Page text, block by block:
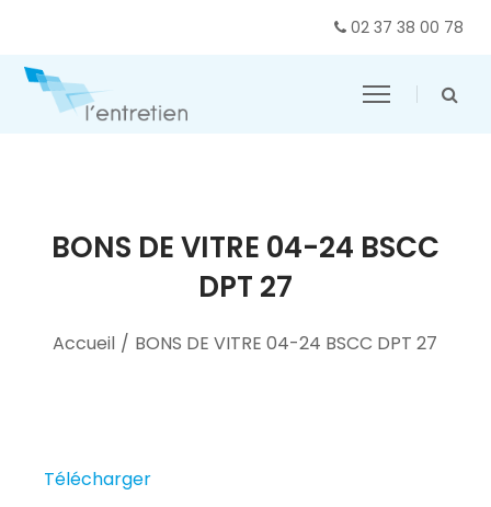
02 37 38 00 78
BONS DE VITRE 04-24 BSCC
DPT 27
Accueil / BONS DE VITRE 04-24 BSCC DPT 27
Télécharger